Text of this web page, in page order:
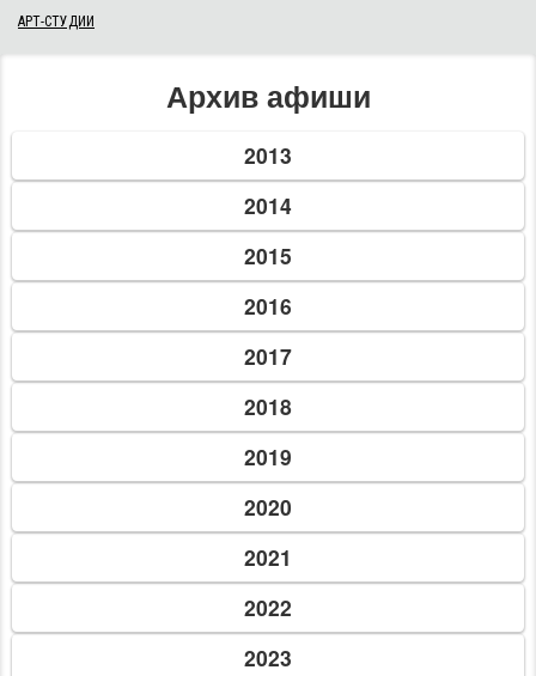
АРТ-СТУДИИ
Архив афиши
2013
2014
2015
2016
2017
2018
2019
2020
2021
2022
2023